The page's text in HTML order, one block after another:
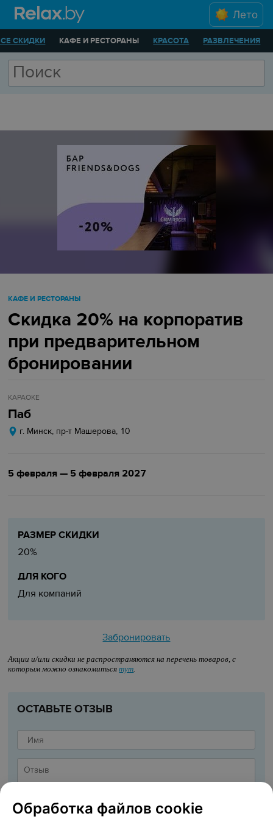
Лето
СКИДКИ КАФЕ И РЕСТОРАНЫ КРАСОТА РАЗВЛЕЧЕНИЯ
КАФЕ И РЕСТОРАНЫ
Скидка 20% на корпоратив
при предварительном
бронировании
КАРАОКЕ
Паб
г. Минск, пр-т Машерова, 10
5 февраля — 5 февраля 2027
РАЗМЕР СКИДКИ
20%
ДЛЯ КОГО
Для компаний
Забронировать
Акции и/или скидки не распространяются на перечень товаров, с
которым можно ознакомитьсятут.
ОСТАВЬТЕ ОТЗЫВ
Обработка файлов cookie